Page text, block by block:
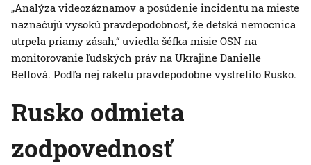
„Analýza videozáznamov a posúdenie incidentu na mieste
naznačujú vysokú pravdepodobnosť, že detská nemocnica
utrpela priamy zásah,“ uviedla šéfka misie OSN na
monitorovanie ľudských práv na Ukrajine Danielle
Bellová. Podľa nej raketu pravdepodobne vystrelilo Rusko.
Rusko odmieta
zodpovednosť